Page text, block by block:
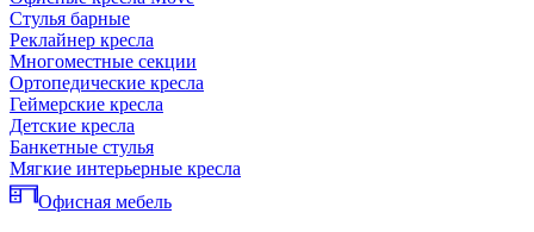
Стулья барные
Реклайнер кресла
Многоместные секции
Ортопедические кресла
Геймерские кресла
Детские кресла
Банкетные стулья
Мягкие интерьерные кресла
Офисная мебель